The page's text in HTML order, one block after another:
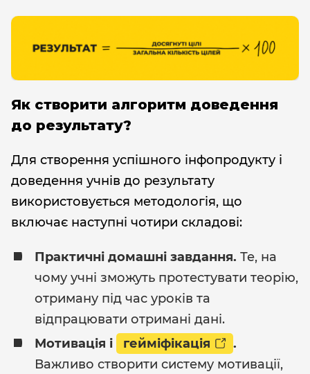
Як створити алгоритм доведення
до результату?
Для створення успішного інфопродукту і
доведення учнів до результату
використовується методологія, що
включає наступні чотири складові:
Практичні домашні завдання. Те, на
чому учні зможуть протестувати теорію,
отриману під час уроків та
відпрацювати отримані дані.
Мотивація і
гейміфікація
.
Важливо створити систему мотивації,